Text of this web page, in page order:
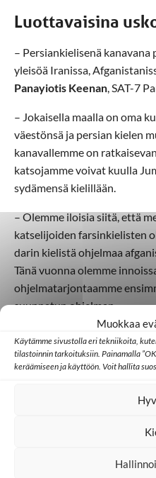
Muokkaa
Käytämme sivustolla eri tekniikoita,
tilastoinnin tarkoituksiin. Painamalla
keräämiseen ja käyttöön. Voit hallita
Luottavaisina
– Persiankielisenä
yleisöä Iranissa,
Panayiotis Keenan, SAT-7
– Jokaisella maalla on oma
väestönsä ja persian kielen
kanavallemme on
katsojamme voivat kuulla
sydämensä kielillään.
– Olemme iloisia siitä, että
katselijoiden farsinkielisten
darin kielistä ohjelmaa
Tänä vuonna olemme
ohjelmatarjontaamme
suunnatun ohjelman.
– Rukoilen, että
Kristuksessa ja seisoa
kohtaavat haasteita
SAT-7 aloitti tadžikin
, sen jälkeen
kanavalla SAT-7 Parsilla,